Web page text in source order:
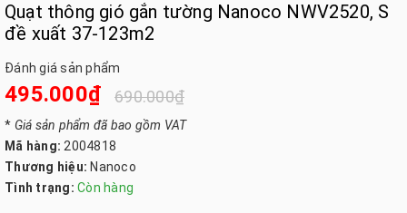
Quạt thông gió gắn tường Nanoco NWV2520, S
đề xuất 37-123m2
Đánh giá sản phẩm
495.000₫ 690.000₫
* Giá sản phẩm đã bao gồm VAT
Mã hàng: 2004818
Thương hiệu: Nanoco
Tình trạng: Còn hàng